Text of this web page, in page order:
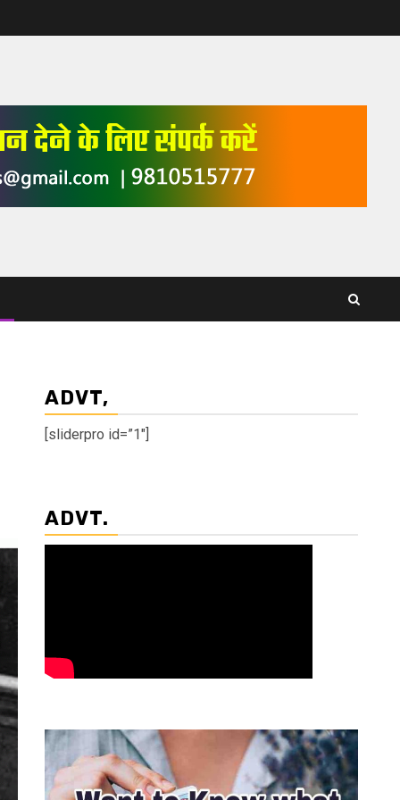
ADVT,
[sliderpro id=”1″]
ADVT.